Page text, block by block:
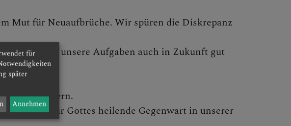
Mut für Neuaufbrüche. Wir spüren die Diskrepanz
stellen, um unsere Aufgaben auch in Zukunft gut
zu fördern.
können für Gottes heilende Gegenwart in unserer
für
später
Annehmen